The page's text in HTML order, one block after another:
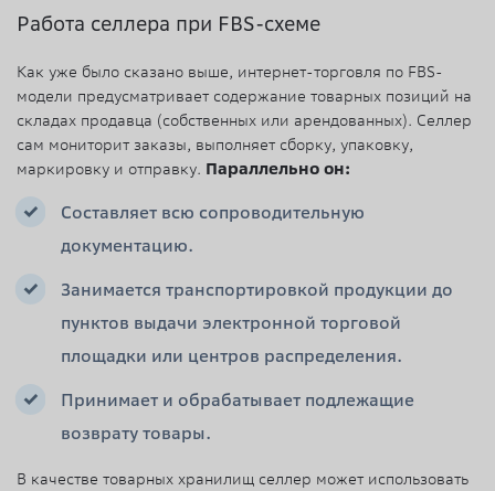
Работа селлера при FBS-схеме
Как уже было сказано выше, интернет-торговля по FBS-
модели предусматривает содержание товарных позиций на
складах продавца (собственных или арендованных). Селлер
сам мониторит заказы, выполняет сборку, упаковку,
маркировку и отправку. Параллельно он:
Составляет всю сопроводительную
документацию.
Занимается транспортировкой продукции до
пунктов выдачи электронной торговой
площадки или центров распределения.
Принимает и обрабатывает подлежащие
возврату товары.
В качестве товарных хранилищ селлер может использовать